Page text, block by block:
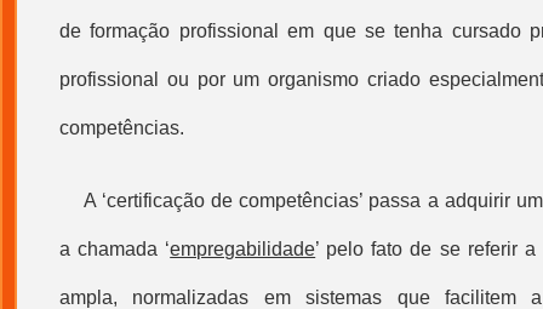
de formação profissional em que se tenha cursado
profissional ou por um organismo criado
competências.
A ‘certificação de competências’ passa a adquirir
a chamada ‘empregabilidade’ pelo fato de se referir
ampla, normalizadas em sistemas que facilitem